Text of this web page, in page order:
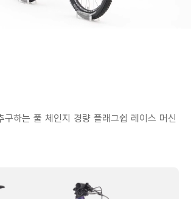
구하는 풀 체인지 경량 플래그쉽 레이스 머신